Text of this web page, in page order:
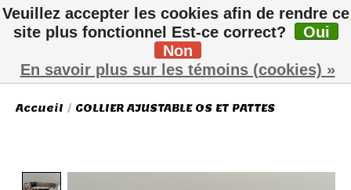
Liste de
Panier
Accueil / COLLIER AJUSTABLE OS ET PATTES
Veuillez accepter les cookies afin de rendre ce
site plus fonctionnel Est-ce correct?
Oui
Non
En savoir plus sur les témoins (cookies) »